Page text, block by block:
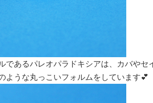
であるパレオパラドキシアは、カバやセ
ような丸っこいフォルムをしています💕